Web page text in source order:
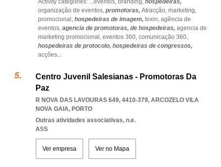
Activity categories: ...eventos, branding, hospedeiras,
organização de eventos, promotoras, Atracção, marketing,
promocional, hospedeiras de imagem, toxin, agência de
eventos, agencia de promotoras, de hospedeiras, agencia de
marketing promocional, eventos 360, comunicação 360,
hospedeiras de protocolo, hospedeiras de congressos,
acções...
Centro Juvenil Salesianas - Promotoras Da
Paz
R NOVA DAS LAVOURAS 649, 4410-379, ARCOZELO VILA
NOVA GAIA, PORTO
Outras atividades associativas, n.e.
ASS
Ver empresa Ver no Mapa